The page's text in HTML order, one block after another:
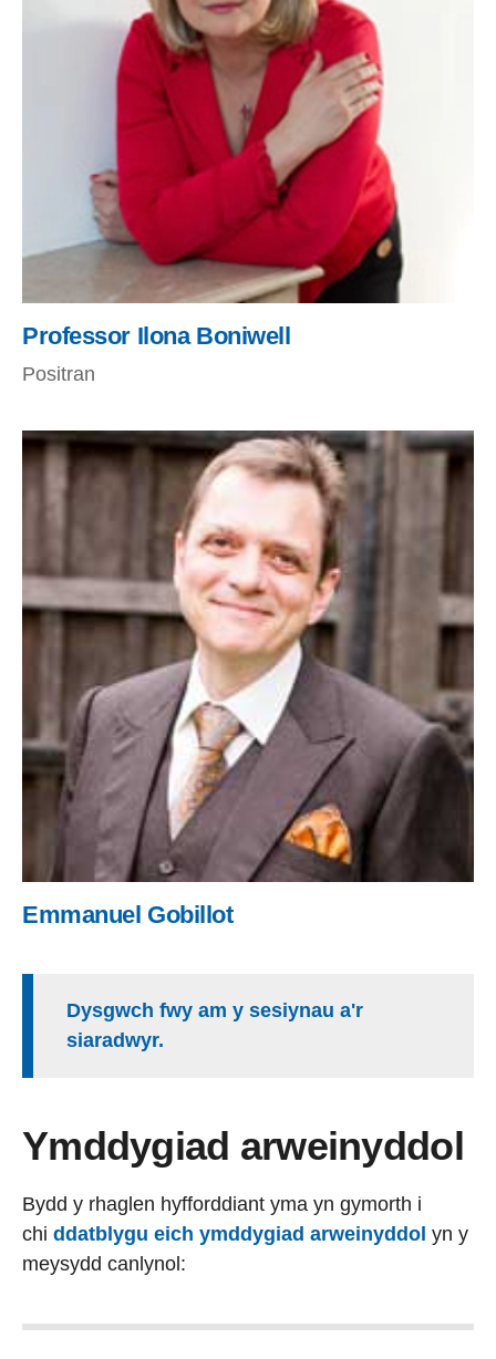
Professor Ilona Boniwell
Positran
Emmanuel Gobillot
Dysgwch fwy am y sesiynau a'r
siaradwyr.
Ymddygiad arweinyddol
Bydd y rhaglen hyfforddiant yma yn gymorth i
chi ddatblygu eich ymddygiad arweinyddol yn y
meysydd canlynol: